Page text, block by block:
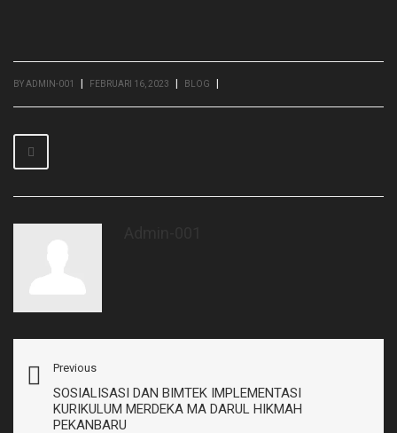
BY ADMIN-001 | FEBRUARI 16, 2023 | BLOG |
Previous
SOSIALISASI DAN BIMTEK IMPLEMENTASI
KURIKULUM MERDEKA MA DARUL HIKMAH
PEKANBARU